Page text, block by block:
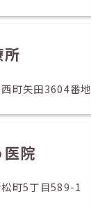
所
町矢田3604番地
医院
町5丁目589-1